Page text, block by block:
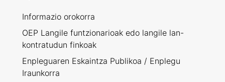
Informazio orokorra
OEP Langile funtzionarioak edo langile lan-
kontratudun finkoak
Enpleguaren Eskaintza Publikoa / Enplegu
Iraunkorra